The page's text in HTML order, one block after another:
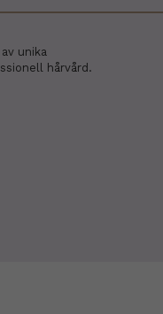
unika
hårvård.